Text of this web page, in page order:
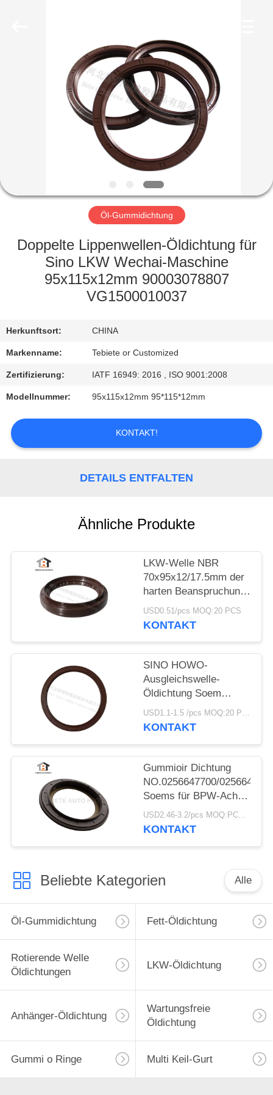
PRODUKTE
FABRIK-
QUALITÄTSKONTROLLE
MIT
UNS
IN
VERBINDUNG
NACHRICHTEN
Öl-Gummidichtung
Doppelte Lippenwellen-Öldichtung für
Sino LKW Wechai-Maschine
95x115x12mm 90003078807
VG1500010037
Herkunftsort: CHINA
Markenname: Tebiete or Customized
Zertifizierung: IATF 16949: 2016 , ISO 9001:2008
Modellnummer: 95x115x12mm 95*115*12mm
KONTAKT!
DETAILS ENTFALTEN
Ähnliche Produkte
LKW-Welle NBR
70x95x12/17.5mm der
harten Beanspruchung
der Dongfeng-LKW-
Öldichtungs-
USD0.51/pcs MOQ:20 PCS
KONTAKT
SINO HOWO-
Ausgleichswelle-
Öldichtung Soem
No.AZ9925520223
sortieren Gummi
USD1.1-1.5 /pcs MOQ:20 PCS
KONTAKT
Gummioir Dichtung
NO.0256647700/
Soems für BPW-Achse
117.5*158*17.8
Millimeter für LKW
USD2.46-3.2/pcs MOQ:PCS 1000
KONTAKT
Beliebte Kategorien Alle
Öl-Gummidichtung Fett-Öldichtung
Rotierende Welle
Öldichtungen
LKW-Öldichtung
Anhänger-Öldichtung
Wartungsfreie
Öldichtung
Gummi o Ringe Multi Keil-Gurt